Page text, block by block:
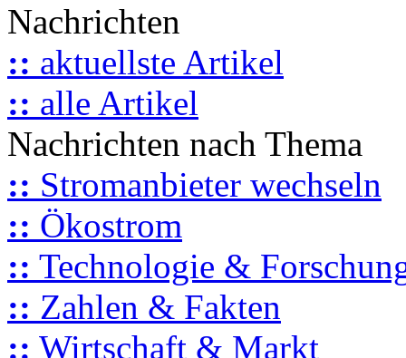
Nachrichten
:: aktuellste Artikel
:: alle Artikel
Nachrichten nach Thema
:: Stromanbieter wechseln
:: Ökostrom
:: Technologie &
:: Zahlen & Fakten
:: Wirtschaft & Markt